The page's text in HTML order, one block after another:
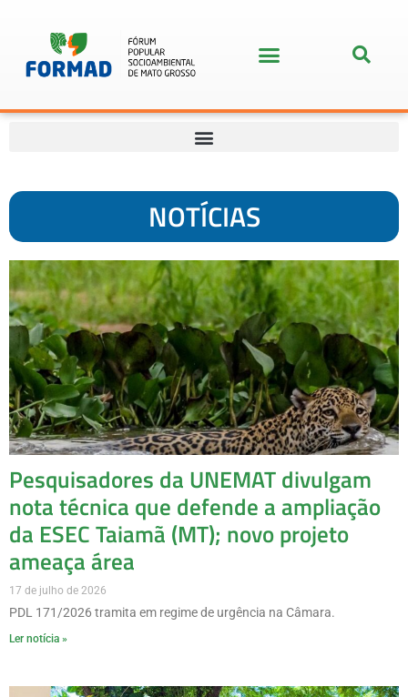
NOTÍCIAS
Pesquisadores da UNEMAT divulgam
nota técnica que defende a ampliação
da ESEC Taiamã (MT); novo projeto
ameaça área
17 de julho de 2026
PDL 171/2026 tramita em regime de urgência na Câmara.
Ler notícia »